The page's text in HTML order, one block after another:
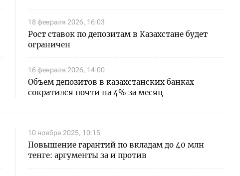
18 февраля 2026, 16:03
Рост ставок по депозитам в Казахстане будет
ограничен
16 февраля 2026, 14:00
Объем депозитов в казахстанских банках
сократился почти на 4% за месяц
10 ноября 2025, 10:15
Повышение гарантий по вкладам до 40 млн
тенге: аргументы за и против